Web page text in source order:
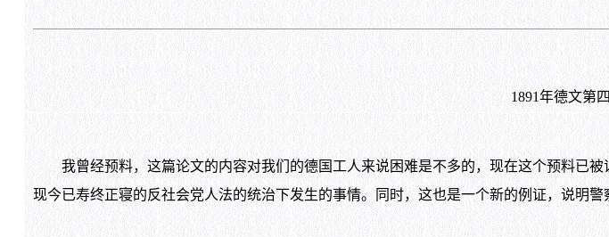
1891年德文第
我曾经预料，这篇论文的内容对我们的德国工人来说困难是不多的，现在这个预料已被
现今已寿终正寝的反社会党人法的统治下发生的事情。同时，这也是一个新的例证，说明